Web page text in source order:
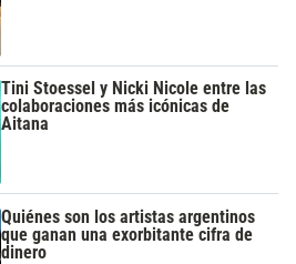
Tini Stoessel y Nicki Nicole entre las
colaboraciones más icónicas de
Aitana
Quiénes son los artistas argentinos
que ganan una exorbitante cifra de
dinero